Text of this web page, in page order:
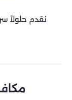
نقدم حلولاً